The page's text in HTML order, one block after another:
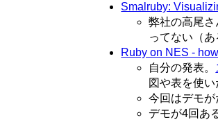
Smalruby:
弊社の高尾
ってない（
Ruby on NES -
自分の発表。
図や表を使
今回はデモが
デモが4回あ